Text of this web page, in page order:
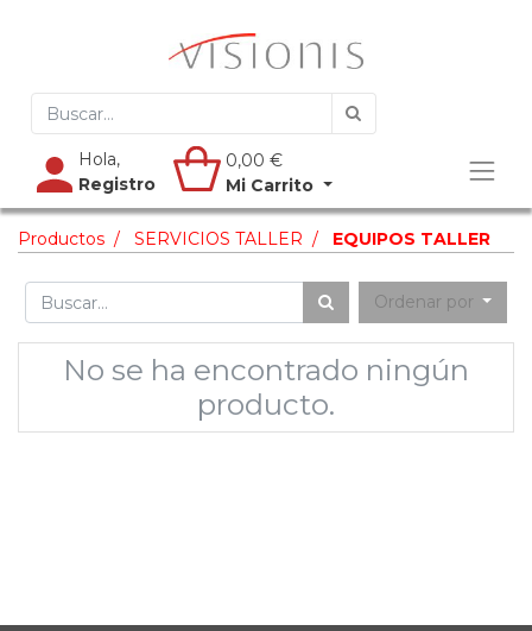
Hola,
Registro
0,00 €
Mi Carrito
Productos SERVICIOS TALLER EQUIPOS TALLER
Ordenar por
No se ha encontrado ningún
producto.